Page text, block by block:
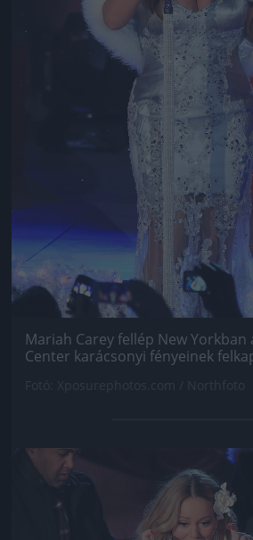
Mariah Carey fellép New Yorkban
Center karácsonyi fényeinek
Jön még kép!